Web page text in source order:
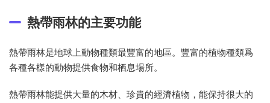
熱帶雨林的主要功能
熱帶雨林是地球上動物種類最豐富的地區。豐富的植物種類爲
各種各樣的動物提供食物和栖息場所。
熱帶雨林能提供大量的木材、珍貴的經濟植物，能保持很大的